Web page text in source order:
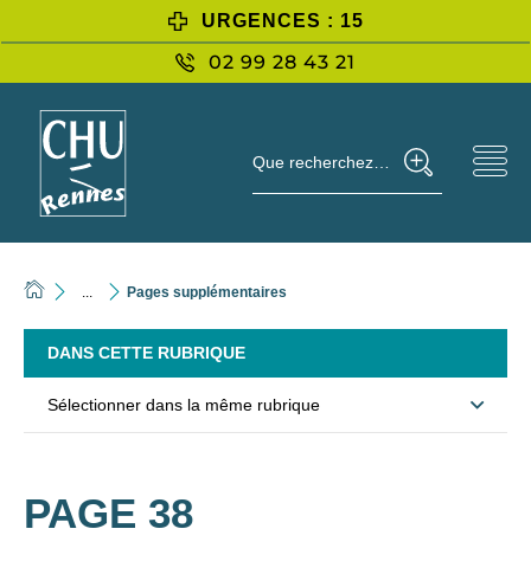
URGENCES : 15
02 99 28 43 21
Que recherchez-vous ?
Pages supplémentaires
DANS CETTE RUBRIQUE
Sélectionner dans la même rubrique
PAGE 38